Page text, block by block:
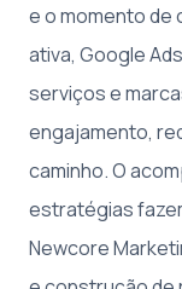
e o momento de
ativa, Google
serviços e
engajamento,
caminho. O
estratégias
Newcore